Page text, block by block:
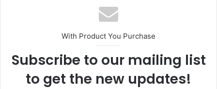
With Product You Purchase
Subscribe to our mailing list
to get the new updates!